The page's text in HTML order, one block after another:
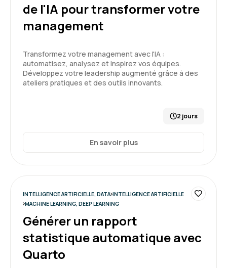
Florent C.
Très bon état des lieux permettant de bien
introduire l'IA à des pseudos néophytes avec
une bonne explication des forces et des
faiblesses de chaque type de modèle.
5
Formateur dynamique et pertinent
Formation : IA générative, état de l'art
de l'IA pour transformer votre
management
Transformez votre management avec l'IA :
automatisez, analysez et inspirez vos équipes.
Développez votre leadership augmenté grâce à des
ateliers pratiques et des outils innovants.
2 jours
En savoir plus
INTELLIGENCE ARTIFICIELLE, DATA INTELLIGENCE ARTIFICIELLE
MACHINE LEARNING, DEEP LEARNING
Générer un rapport
statistique automatique avec
Quarto